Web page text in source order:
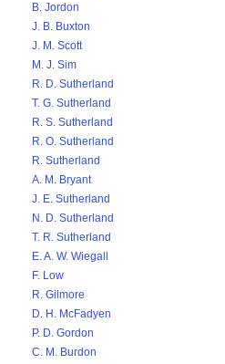
B. Jordon
J. B. Buxton
J. M. Scott
M. J. Sim
R. D. Sutherland
T. G. Sutherland
R. S. Sutherland
R. O. Sutherland
R. Sutherland
A. M. Bryant
J. E. Sutherland
N. D. Sutherland
T. R. Sutherland
E. A. W. Wiegall
F. Low
R. Gilmore
D. H. McFadyen
P. D. Gordon
C. M. Burdon